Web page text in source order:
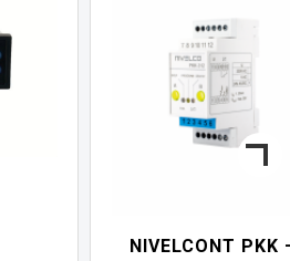
NIVELCONT PKK —